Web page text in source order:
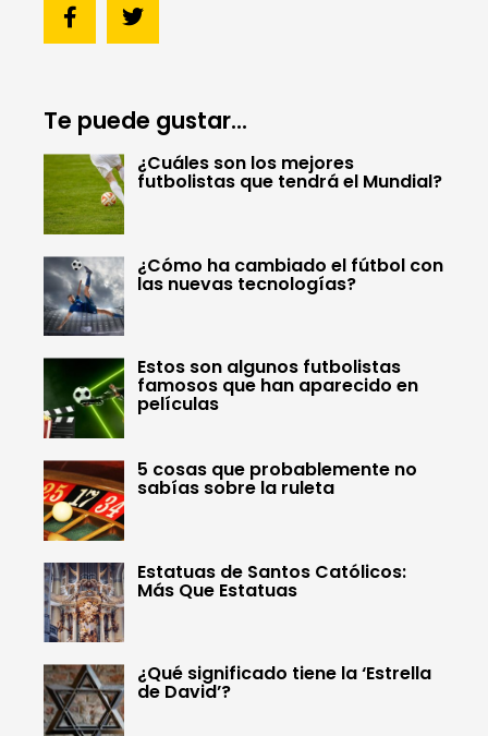
Te puede gustar...
¿Cuáles son los mejores
futbolistas que tendrá el Mundial?
¿Cómo ha cambiado el fútbol con
las nuevas tecnologías?
Estos son algunos futbolistas
famosos que han aparecido en
películas
5 cosas que probablemente no
sabías sobre la ruleta
Estatuas de Santos Católicos:
Más Que Estatuas
¿Qué significado tiene la ‘Estrella
de David’?